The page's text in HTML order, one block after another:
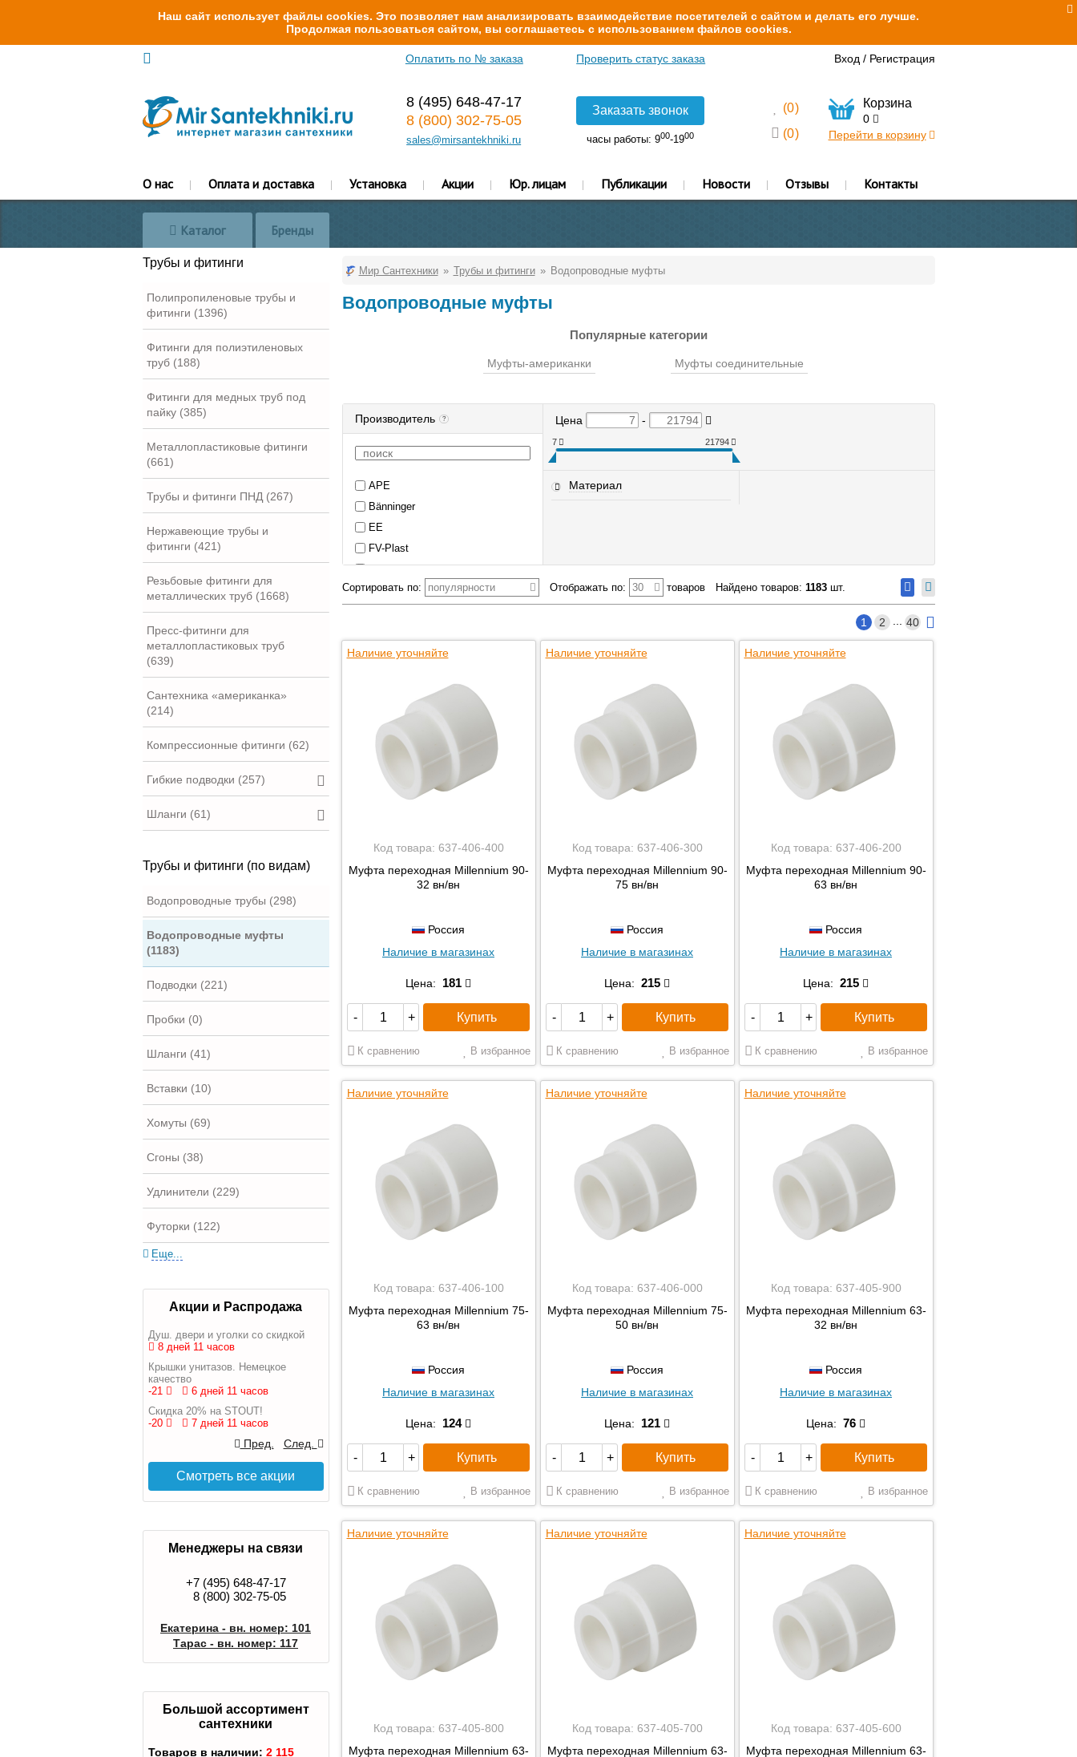
Наш сайт использует файлы cookies. Это позволяет нам анализировать взаимодействие посетителей с сайтом и делать его лучше.
Продолжая пользоваться сайтом, вы соглашаетесь с использованием файлов cookies.
Оплатить по № заказа Проверить статус заказа Вход / Регистрация
8 (495) 648-47-17
8 (800) 302-75-05
sales@mirsantekhniki.ru
Заказать звонок
часы работы: 900-1900
(0)
(0)
Корзина
0
Перейти в корзину
О нас Оплата и доставка Установка Акции Юр. лицам Публикации Новости Отзывы Контакты
Каталог Бренды
Трубы и фитинги
Полипропиленовые трубы и
фитинги (1396)
Фитинги для полиэтиленовых
труб (188)
Фитинги для медных труб под
пайку (385)
Металлопластиковые фитинги
(661)
Трубы и фитинги ПНД (267)
Нержавеющие трубы и
фитинги (421)
Резьбовые фитинги для
металлических труб (1668)
Пресс-фитинги для
металлопластиковых труб
(639)
Сантехника «американка»
(214)
Компрессионные фитинги (62)
Гибкие подводки (257)
Шланги (61)
Трубы и фитинги (по видам)
Водопроводные трубы (298)
Водопроводные муфты
(1183)
Подводки (221)
Пробки (0)
Шланги (41)
Вставки (10)
Хомуты (69)
Сгоны (38)
Удлинители (229)
Футорки (122)
Еще...
Акции и Распродажа
Душ. двери и уголки со скидкой
8 дней 11 часов
Крышки унитазов. Немецкое
качество
-21
6 дней 11 часов
Скидка 20% на STOUT!
-20
7 дней 11 часов
Пред. След.
Смотреть все акции
Менеджеры на связи
+7 (495) 648-47-17
8 (800) 302-75-05
Екатерина - вн. номер: 101
Тарас - вн. номер: 117
Большой ассортимент
сантехники
Товаров в наличии: 2 115
Мир Сантехники Трубы и фитинги Водопроводные муфты
Водопроводные муфты
Популярные категории
Муфты-американки Муфты соединительные
Производитель ?
APE
Bänninger
EE
FV-Plast
Gebo
Kalde
Millennium ?
PRANDELLI
STOUT
Tiemme
TIM
Valtec
Цена -
7 21794
Материал
Сортировать по: популярности Отображать по: 30 товаров Найдено товаров: 1183шт.
1 2 ... 40
Наличие уточняйте
Код товара: 637-406-400
Муфта переходная Millennium 90-
32 вн/вн
Россия
Наличие в магазинах
Цена: 181
- + Купить
К сравнению В избранное
Наличие уточняйте
Код товара: 637-406-300
Муфта переходная Millennium 90-
75 вн/вн
Россия
Наличие в магазинах
Цена: 215
- + Купить
К сравнению В избранное
Наличие уточняйте
Код товара: 637-406-200
Муфта переходная Millennium 90-
63 вн/вн
Россия
Наличие в магазинах
Цена: 215
- + Купить
К сравнению В избранное
Наличие уточняйте
Код товара: 637-406-100
Муфта переходная Millennium 75-
63 вн/вн
Россия
Наличие в магазинах
Цена: 124
- + Купить
К сравнению В избранное
Наличие уточняйте
Код товара: 637-406-000
Муфта переходная Millennium 75-
50 вн/вн
Россия
Наличие в магазинах
Цена: 121
- + Купить
К сравнению В избранное
Наличие уточняйте
Код товара: 637-405-900
Муфта переходная Millennium 63-
32 вн/вн
Россия
Наличие в магазинах
Цена: 76
- + Купить
К сравнению В избранное
Наличие уточняйте
Код товара: 637-405-800
Муфта переходная Millennium 63-
Наличие уточняйте
Код товара: 637-405-700
Муфта переходная Millennium 63-
Наличие уточняйте
Код товара: 637-405-600
Муфта переходная Millennium 63-